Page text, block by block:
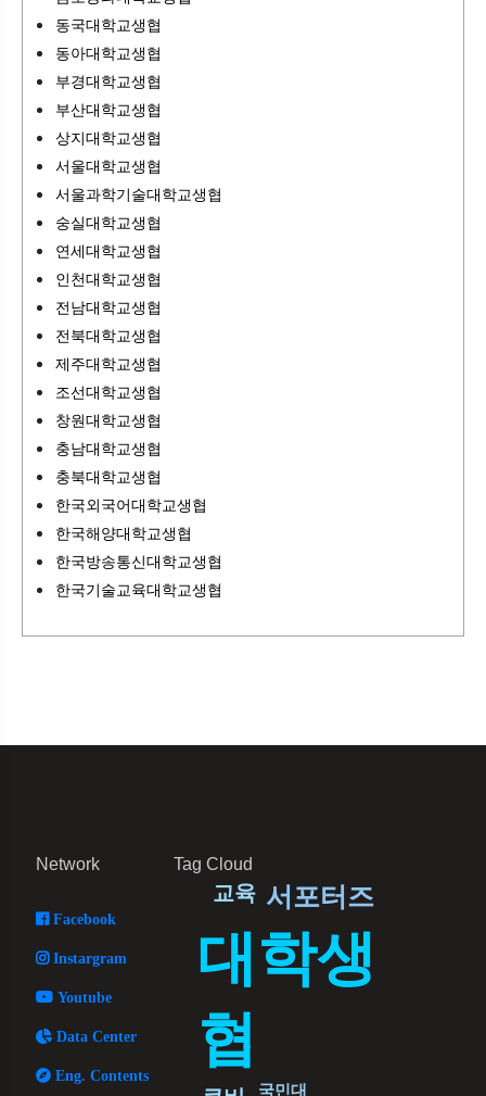
동국대학교생협
동아대학교생협
부경대학교생협
부산대학교생협
상지대학교생협
서울대학교생협
서울과학기술대학교생협
숭실대학교생협
연세대학교생협
인천대학교생협
전남대학교생협
전북대학교생협
제주대학교생협
조선대학교생협
창원대학교생협
충남대학교생협
충북대학교생협
한국외국어대학교생협
한국해양대학교생협
한국방송통신대학교생협
한국기술교육대학교생협
Network
Facebook
Instargram
Youtube
Data Center
Eng. Contents
Tag Cloud
대학생
협
서포터즈
교육
국민대